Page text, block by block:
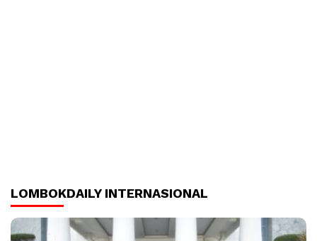
LOMBOKDAILY INTERNASIONAL